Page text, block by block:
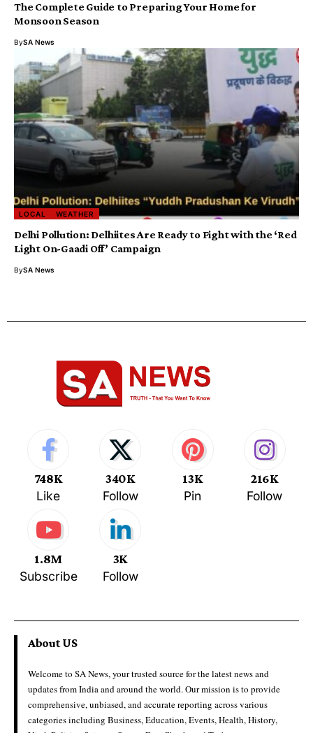
The Complete Guide to Preparing Your Home for
Monsoon Season
BySA News
LOCAL WEATHER
Delhi Pollution: Delhiites Are Ready to Fight with the ‘Red
Light On-Gaadi Off’ Campaign
BySA News
748K
Like
340K
Follow
13K
Pin
216K
Follow
1.8M
Subscribe
3K
Follow
About US
Welcome to SA News, your trusted source for the latest news and
updates from India and around the world. Our mission is to provide
comprehensive, unbiased, and accurate reporting across various
categories including Business, Education, Events, Health, History,